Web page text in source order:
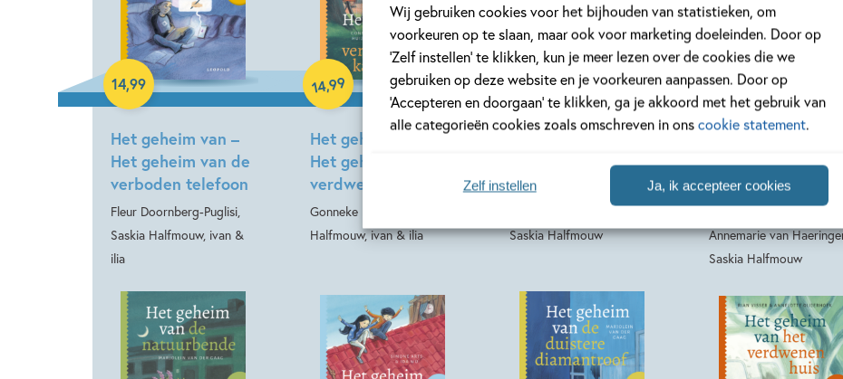
Wij gebruiken cookies voor het bijhouden van statistieken, om
voorkeuren op te slaan, maar ook voor marketing doeleinden. Door op
‘Zelf instellen’ te klikken, kun je meer lezen over de cookies die we
gebruiken op deze website en je voorkeuren aanpassen. Door op
‘Accepteren en doorgaan’ te klikken, ga je akkoord met het gebruik van
alle categorieën cookies zoals omschreven in onscookie statement.
Ja, ik accepteer cookies
Zelf instellen
Het geheim van –
Het geheim van de
verboden telefoon
Fleur Doornberg-Puglisi,
Saskia Halfmouw, ivan &
ilia
14,99
Hardcover
Het geheim van –
Het geheim van de
verdwenen katten
Gonneke Huizing, Saskia
Halfmouw, ivan & ilia
14,99
Hardcover
Het geheim van de
verborgen foto’s
ivan & ilia, Ellen Stoop,
Saskia Halfmouw
14,99
Hardcover
De bende van de
bibberende botten
Rindert Kromhout,
Annemarie van
Saskia Halfmouw
16,99
Hardcover